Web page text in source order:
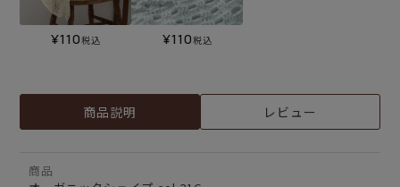
¥110税込 ¥110税込
商品説明 レビュー
商品